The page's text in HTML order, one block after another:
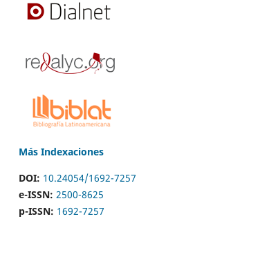
Más Indexaciones
DOI: 10.24054/1692-7257
e-ISSN: 2500-8625
p-ISSN: 1692-7257